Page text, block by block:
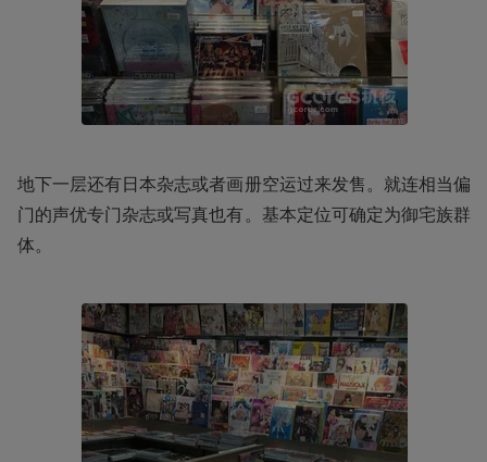
地下一层还有日本杂志或者画册空运过来发售。就连相当偏
门的声优专门杂志或写真也有。基本定位可确定为御宅族群
体。